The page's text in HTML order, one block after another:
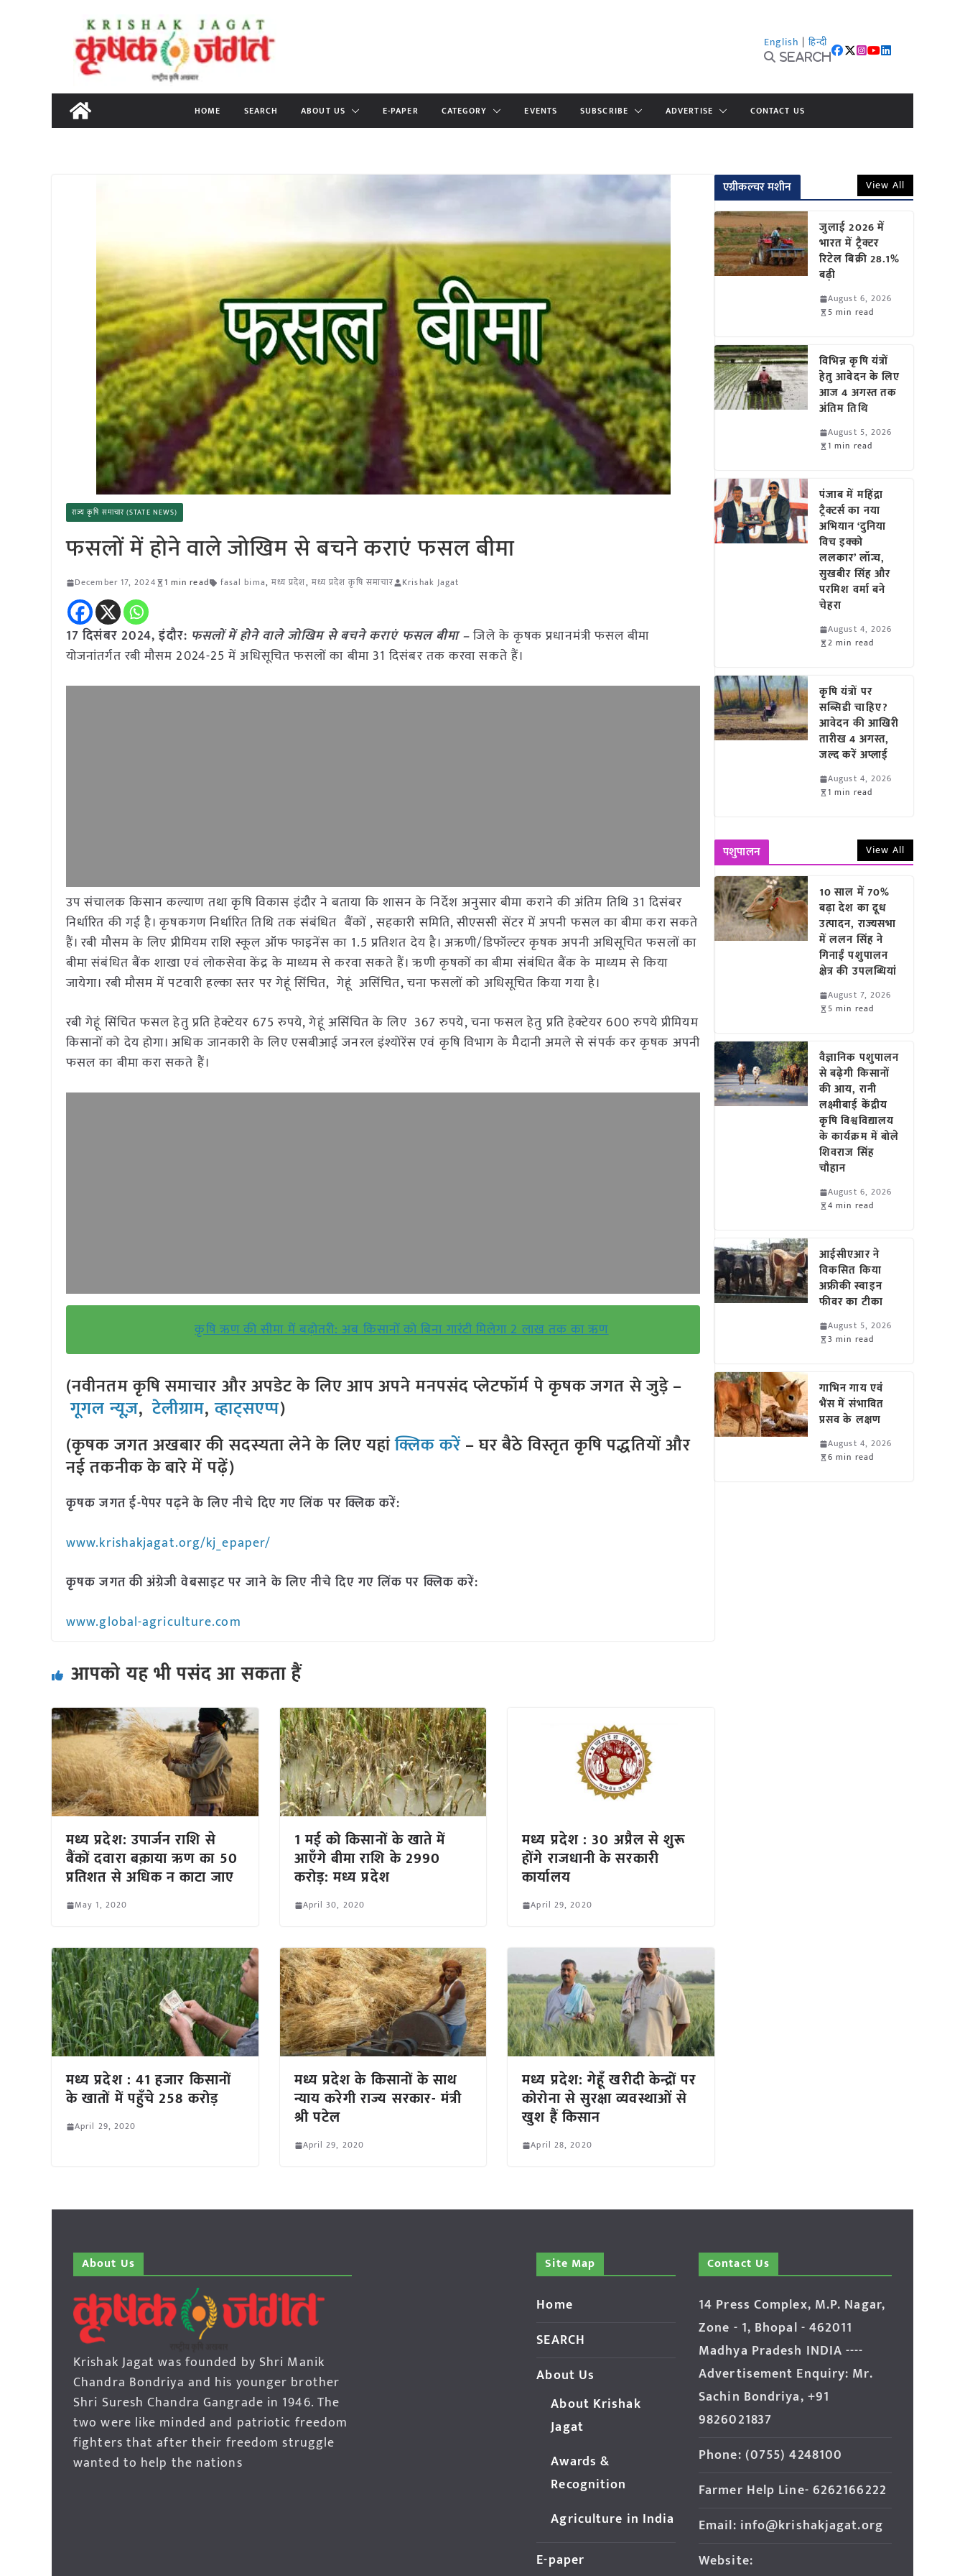
content
English | हिन्दी
Search
HOME SEARCH ABOUT US E-PAPER CATEGORY EVENTS SUBSCRIBE ADVERTISE CONTACT US
राज्य कृषि समाचार (STATE NEWS)
फसलों में होने वाले जोखिम से बचने कराएं फसल बीमा
December 17, 2024 1 min read fasal bima, मध्य प्रदेश, मध्य प्रदेश कृषि समाचार Krishak Jagat
17 दिसंबर 2024,इंदौर: फसलों में होने वाले जोखिम से बचने कराएं फसल बीमा –जिले के कृषक प्रधानमंत्री फसल बीमा
योजनांतर्गत रबी मौसम 2024-25 में अधिसूचित फसलों का बीमा 31 दिसंबर तक करवा सकते हैं।
उप संचालक किसान कल्याण तथा कृषि विकास इंदौर ने बताया कि शासन के निर्देश अनुसार बीमा कराने की अंतिम तिथि 31 दिसंबर
निर्धारित की गई है। कृषकगण निर्धारित तिथि तक संबंधित बैंकों , सहकारी समिति, सीएससी सेंटर में अपनी फसल का बीमा करा सकते
हैं। रबी मौसम के लिए प्रीमियम राशि स्कूल ऑफ फाइनेंस का 1.5 प्रतिशत देय है। अऋणी/डिफॉल्टर कृषक अपनी अधिसूचित फसलों का
बीमा संबंधित बैंक शाखा एवं लोकसेवा केंद्र के माध्यम से करवा सकते हैं। ऋणी कृषकों का बीमा संबंधित बैंक के माध्यम से किया
जायेगा। रबी मौसम में पटवारी हल्का स्तर पर गेहूं सिंचित, गेहूं असिंचित, चना फसलों को अधिसूचित किया गया है।
रबी गेहूं सिंचित फसल हेतु प्रति हेक्टेयर 675 रुपये, गेहूं असिंचित के लिए 367 रुपये, चना फसल हेतु प्रति हेक्टेयर 600 रुपये प्रीमियम
किसानों को देय होगा। अधिक जानकारी के लिए एसबीआई जनरल इंश्योरेंस एवं कृषि विभाग के मैदानी अमले से संपर्क कर कृषक अपनी
फसल का बीमा करा सकते हैं।
कृषि ऋण की सीमा में बढ़ोतरी: अब किसानों को बिना गारंटी मिलेगा 2 लाख तक का ऋण
(नवीनतम कृषि समाचार और अपडेट के लिए आप अपने मनपसंद प्लेटफॉर्म पे कृषक जगत से जुड़े –
गूगल न्यूज़,टेलीग्राम,व्हाट्सएप्प)
(कृषक जगत अखबार की सदस्यता लेने के लिए यहांक्लिक करें– घर बैठे विस्तृत कृषि पद्धतियों और
नई तकनीक के बारे में पढ़ें)
कृषक जगत ई-पेपर पढ़ने के लिए नीचे दिए गए लिंक पर क्लिक करें:
www.krishakjagat.org/kj_epaper/
कृषक जगत की अंग्रेजी वेबसाइट पर जाने के लिए नीचे दिए गए लिंक पर क्लिक करें:
www.global-agriculture.com
आपको यह भी पसंद आ सकता हैं
मध्य प्रदेश: उपार्जन राशि से
बैंकों दवारा बक़ाया ऋण का 50
प्रतिशत से अधिक न काटा जाए
May 1, 2020
1 मई को किसानों के खाते में
आएँगे बीमा राशि के 2990
करोड़: मध्य प्रदेश
April 30, 2020
मध्य प्रदेश : 30 अप्रैल से शुरू
होंगे राजधानी के सरकारी
कार्यालय
April 29, 2020
मध्य प्रदेश : 41 हजार किसानों
के खातों में पहुँचे 258 करोड़
April 29, 2020
मध्य प्रदेश के किसानों के साथ
न्याय करेगी राज्य सरकार- मंत्री
श्री पटेल
April 29, 2020
मध्य प्रदेश: गेहूँ खरीदी केन्द्रों पर
कोरोना से सुरक्षा व्यवस्थाओं से
खुश हैं किसान
April 28, 2020
एग्रीकल्चर मशीन View All
जुलाई 2026 में
भारत में ट्रैक्टर
रिटेल बिक्री 28.1%
बढ़ी
August 6, 2026
5 min read
विभिन्न कृषि यंत्रों
हेतु आवेदन के लिए
आज 4 अगस्त तक
अंतिम तिथि
August 5, 2026
1 min read
पंजाब में महिंद्रा
ट्रैक्टर्स का नया
अभियान ‘दुनिया
विच इक्को
ललकार’ लॉन्च,
सुखबीर सिंह और
परमिश वर्मा बने
चेहरा
August 4, 2026
2 min read
कृषि यंत्रों पर
सब्सिडी चाहिए?
आवेदन की आखिरी
तारीख 4 अगस्त,
जल्द करें अप्लाई
August 4, 2026
1 min read
पशुपालन View All
10 साल में 70%
बढ़ा देश का दूध
उत्पादन, राज्यसभा
में ललन सिंह ने
गिनाईं पशुपालन
क्षेत्र की उपलब्धियां
August 7, 2026
5 min read
वैज्ञानिक पशुपालन
से बढ़ेगी किसानों
की आय, रानी
लक्ष्मीबाई केंद्रीय
कृषि विश्वविद्यालय
के कार्यक्रम में बोले
शिवराज सिंह
चौहान
August 6, 2026
4 min read
आईसीएआर ने
विकसित किया
अफ्रीकी स्वाइन
फीवर का टीका
August 5, 2026
3 min read
गाभिन गाय एवं
भैंस में संभावित
प्रसव के लक्षण
August 4, 2026
6 min read
About Us
Krishak Jagat was founded by Shri Manik
Chandra Bondriya and his younger brother
Shri Suresh Chandra Gangrade in 1946. The
two were like minded and patriotic freedom
fighters that after their freedom struggle
wanted to help the nations
Site Map
Home
SEARCH
About Us
About Krishak
Jagat
Awards &
Recognition
Agriculture in India
E-paper
Contact Us
14 Press Complex, M.P. Nagar,
Zone - 1, Bhopal - 462011
Madhya Pradesh INDIA ----
Advertisement Enquiry: Mr.
Sachin Bondriya, +91
9826021837
Phone: (0755) 4248100
Farmer Help Line- 6262166222
Email: info@krishakjagat.org
Website: